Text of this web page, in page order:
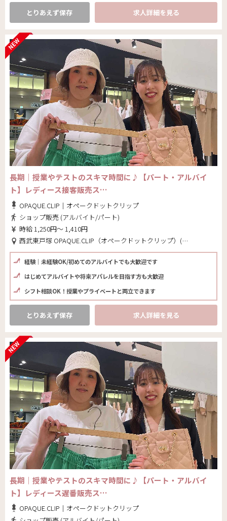
とりあえず保存 求人詳細を見る
長期｜授業やテストのスキマ時間に♪【パート・アルバイ
ト】レディース接客販売ス…
OPAQUE.CLIP｜オペークドットクリップ
ショップ販売 (アルバイト/パート)
時給 1,250円～ 1,410円
西武東戸塚 OPAQUE.CLIP（オペークドットクリップ）(神奈川県 横浜市戸塚区)
経験｜未経験OK/初めてのアルバイトでも大歓迎です
はじめてアルバイトや将来アパレルを目指す方も大歓迎
シフト相談OK！授業やプライベートと両立できます
とりあえず保存 求人詳細を見る
長期｜授業やテストのスキマ時間に♪【パート・アルバイ
ト】レディース遅番販売ス…
OPAQUE.CLIP｜オペークドットクリップ